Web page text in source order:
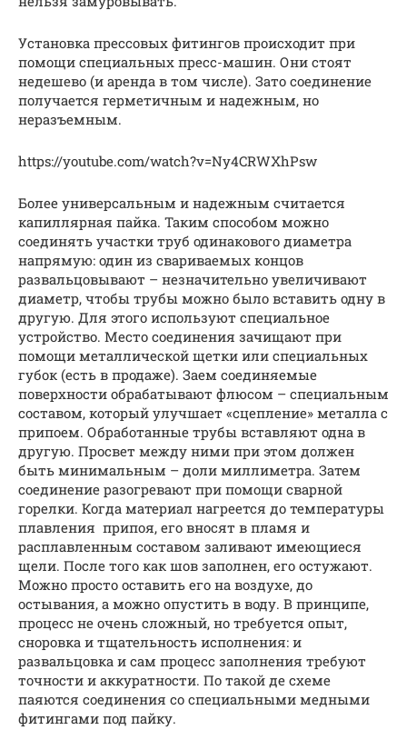
Установка прессовых фитингов происходит при
помощи специальных пресс-машин. Они стоят
недешево (и аренда в том числе). Зато соединение
получается герметичным и надежным, но
неразъемным.
https://youtube.com/watch?v=Ny4CRWXhPsw
Более универсальным и надежным считается
капиллярная пайка. Таким способом можно
соединять участки труб одинакового диаметра
напрямую: один из свариваемых концов
развальцовывают – незначительно увеличивают
диаметр, чтобы трубы можно было вставить одну в
другую. Для этого используют специальное
устройство. Место соединения зачищают при
помощи металлической щетки или специальных
губок (есть в продаже). Заем соединяемые
поверхности обрабатывают флюсом – специальным
составом, который улучшает «сцепление» металла с
припоем. Обработанные трубы вставляют одна в
другую. Просвет между ними при этом должен
быть минимальным – доли миллиметра. Затем
соединение разогревают при помощи сварной
горелки. Когда материал нагреется до температуры
плавления припоя, его вносят в пламя и
расплавленным составом заливают имеющиеся
щели. После того как шов заполнен, его остужают.
Можно просто оставить его на воздухе, до
остывания, а можно опустить в воду. В принципе,
процесс не очень сложный, но требуется опыт,
сноровка и тщательность исполнения: и
развальцовка и сам процесс заполнения требуют
точности и аккуратности. По такой де схеме
паяются соединения со специальными медными
фитингами под пайку.